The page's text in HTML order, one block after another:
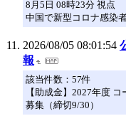
8月5日 08時23分 視点
中国で新型コロナ感染
2026/08/05 08:01:54
報
該当件数：57件
【助成金】2027年度
募集（締切9/30）